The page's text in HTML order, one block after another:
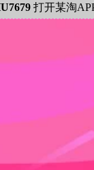
打开某淘